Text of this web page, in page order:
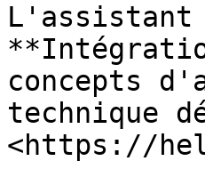
concepts
technique